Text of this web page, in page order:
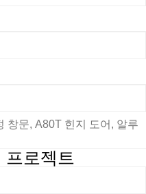
창문, A80T 힌지 도어, 알루
프로젝트